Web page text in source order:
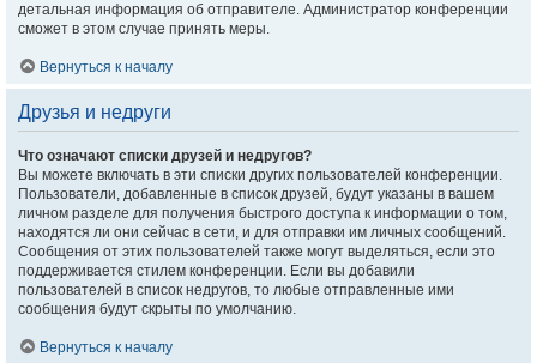
детальная информация об отправителе. Администратор конференции
сможет в этом случае принять меры.
Вернуться к началу
Друзья и недруги
Что означают списки друзей и недругов?
Вы можете включать в эти списки других пользователей конференции.
Пользователи, добавленные в список друзей, будут указаны в вашем
личном разделе для получения быстрого доступа к информации о том,
находятся ли они сейчас в сети, и для отправки им личных сообщений.
Сообщения от этих пользователей также могут выделяться, если это
поддерживается стилем конференции. Если вы добавили
пользователей в список недругов, то любые отправленные ими
сообщения будут скрыты по умолчанию.
Вернуться к началу